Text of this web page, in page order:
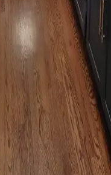
Boş Alanların
Yöntemleri
alanların bitkiler,
yaşam kalitesini
ve estetik mekanlar
ve
Yöntemleri
gereksiz eşyalardan
ve askı sistemleri
Alanı işlevsel gruplarla